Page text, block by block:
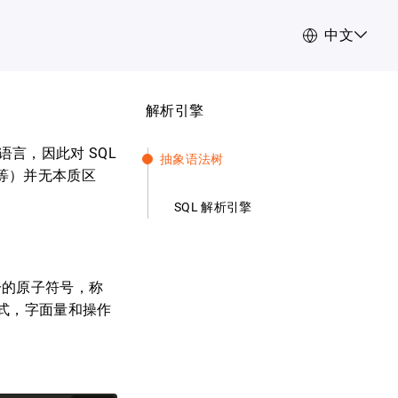
中文
言，因此对 SQL
）并无本质区
原子符号，称
，字面量和操作
解析引擎
抽象语法树
SQL 解析引擎